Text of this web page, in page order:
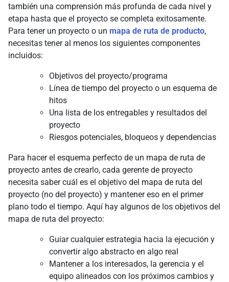
también una comprensión más profunda de cada nivel y
etapa hasta que el proyecto se completa exitosamente.
Para tener un proyecto o un mapa de ruta de producto,
necesitas tener al menos los siguientes componentes
incluidos:
Objetivos del proyecto/programa
Línea de tiempo del proyecto o un esquema de
hitos
Una lista de los entregables y resultados del
proyecto
Riesgos potenciales, bloqueos y dependencias
Para hacer el esquema perfecto de un mapa de ruta de
proyecto antes de crearlo, cada gerente de proyecto
necesita saber cuál es el objetivo del mapa de ruta del
proyecto (no del proyecto) y mantener eso en el primer
plano todo el tiempo. Aquí hay algunos de los objetivos del
mapa de ruta del proyecto:
Guiar cualquier estrategia hacia la ejecución y
convertir algo abstracto en algo real
Mantener a los interesados, la gerencia y el
equipo alineados con los próximos cambios y